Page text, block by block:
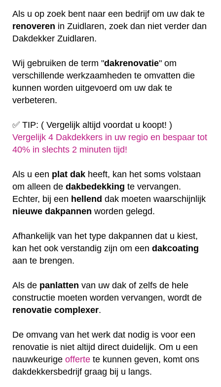
Als u op zoek bent naar een bedrijf om uw dak te
renoveren in Zuidlaren, zoek dan niet verder dan
Dakdekker Zuidlaren.
Wij gebruiken de term "dakrenovatie" om
verschillende werkzaamheden te omvatten die
kunnen worden uitgevoerd om uw dak te
verbeteren.
✅ TIP: ( Vergelijk altijd voordat u koopt! )
Vergelijk 4 Dakdekkers in uw regio en bespaar tot
40% in slechts 2 minuten tijd!
Als u een plat dak heeft, kan het soms volstaan
om alleen de dakbedekking te vervangen.
Echter, bij een hellend dak moeten waarschijnlijk
nieuwe dakpannen worden gelegd.
Afhankelijk van het type dakpannen dat u kiest,
kan het ook verstandig zijn om een dakcoating
aan te brengen.
Als de panlatten van uw dak of zelfs de hele
constructie moeten worden vervangen, wordt de
renovatie complexer.
De omvang van het werk dat nodig is voor een
renovatie is niet altijd direct duidelijk. Om u een
nauwkeurige offerte te kunnen geven, komt ons
dakdekkersbedrijf graag bij u langs.